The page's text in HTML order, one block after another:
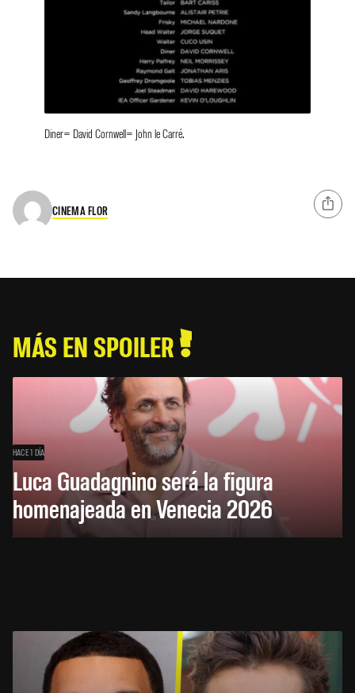
Diner= David Cornwell= John le Carré.
CINEMA FLOR
MÁS EN SPOILER
HACE 1 DÍA
Luca Guadagnino será la figura
homenajeada en Venecia 2026